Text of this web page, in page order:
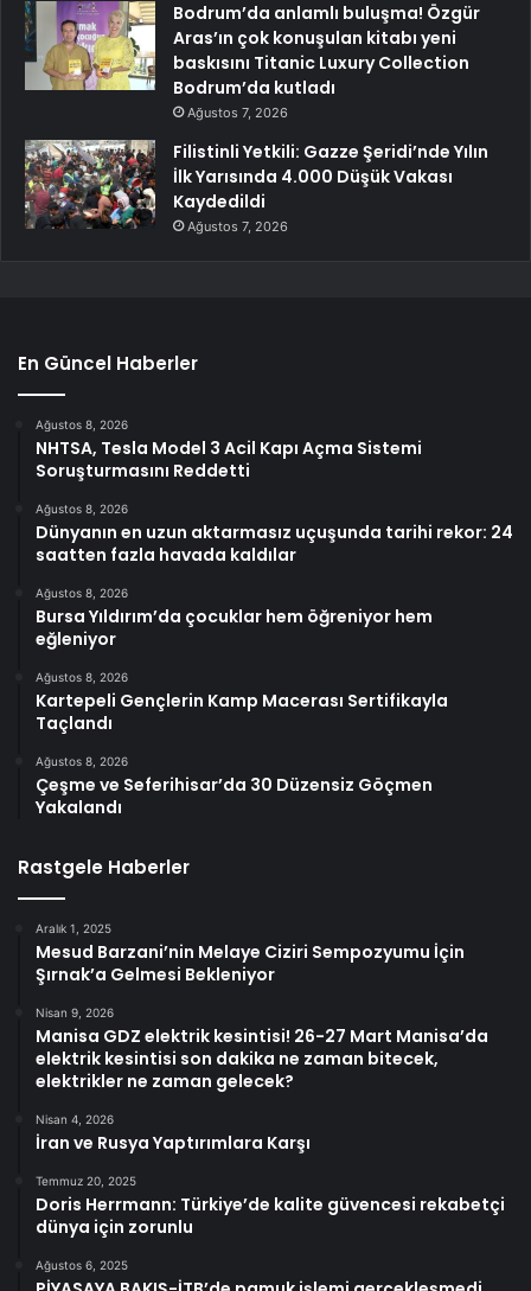
Bodrum’da anlamlı buluşma! Özgür
Aras’ın çok konuşulan kitabı yeni
baskısını Titanic Luxury Collection
Bodrum’da kutladı
Ağustos 7, 2026
Filistinli Yetkili: Gazze Şeridi’nde Yılın
İlk Yarısında 4.000 Düşük Vakası
Kaydedildi
Ağustos 7, 2026
En Güncel Haberler
Ağustos 8, 2026
NHTSA, Tesla Model 3 Acil Kapı Açma Sistemi
Soruşturmasını Reddetti
Ağustos 8, 2026
Dünyanın en uzun aktarmasız uçuşunda tarihi rekor: 24
saatten fazla havada kaldılar
Ağustos 8, 2026
Bursa Yıldırım’da çocuklar hem öğreniyor hem
eğleniyor
Ağustos 8, 2026
Kartepeli Gençlerin Kamp Macerası Sertifikayla
Taçlandı
Ağustos 8, 2026
Çeşme ve Seferihisar’da 30 Düzensiz Göçmen
Yakalandı
Rastgele Haberler
Aralık 1, 2025
Mesud Barzani’nin Melaye Ciziri Sempozyumu İçin
Şırnak’a Gelmesi Bekleniyor
Nisan 9, 2026
Manisa GDZ elektrik kesintisi! 26-27 Mart Manisa’da
elektrik kesintisi son dakika ne zaman bitecek,
elektrikler ne zaman gelecek?
Nisan 4, 2026
İran ve Rusya Yaptırımlara Karşı
Temmuz 20, 2025
Doris Herrmann: Türkiye’de kalite güvencesi rekabetçi
dünya için zorunlu
Ağustos 6, 2025